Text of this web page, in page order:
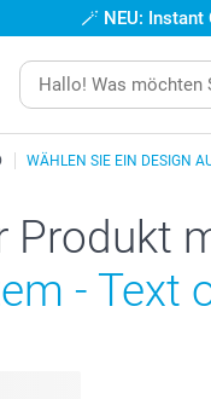
🪄 NEU:
WÄHLEN SIE EIN DESIGN
Produkt
- Text